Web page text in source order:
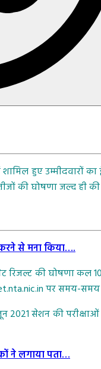
में शामिल हुए
की घोषणा जल्द ही
करने से मना किया….
रिजल्ट की घोषणा
पर समय-
2021 सेशन की
ने लगाया पता…